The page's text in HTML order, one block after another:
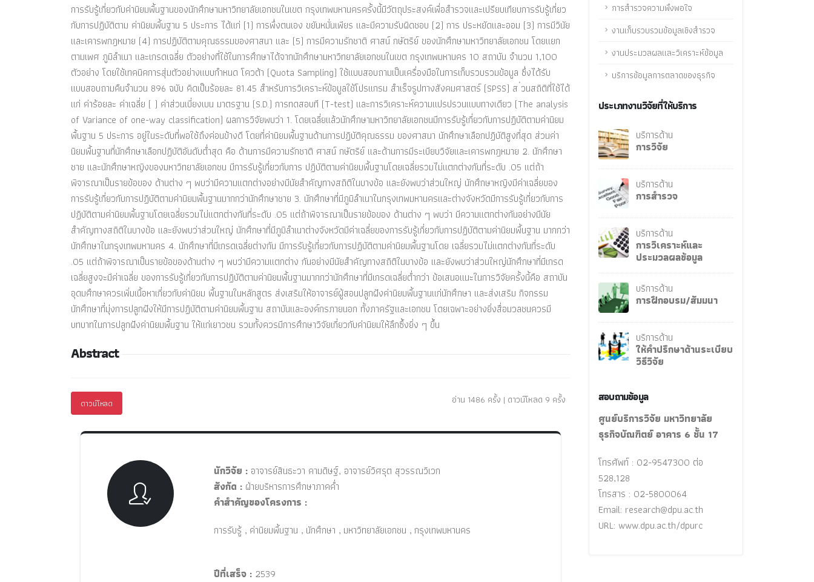
การรับรู้เกี่ยวกับค่านิยมพื้นฐานของนักศึกษามหาวิทยาลัยเอกชนในเขต กรุงเทพมหานครครั้งนี้มีวัตถุประสงค์เพื่อสำรวจและเปรียบเทียบการรับรู้เกี่ยว
กับการปฏิบัติตาม ค่านิยมพื้นฐาน 5 ประการ ได้แก่ (1) การพึ่งตนเอง ขยันหมั่นเพียร และมีความรับผิดชอบ (2) การ ประหยัดและออม (3) การมีวินัย
และเคารพกฎหมาย (4) การปฏิบัติตามคุณธรรมของศาสนา และ (5) การมีความรักชาติ ศาสน์ กษัตริย์ ของนักศึกษามหาวิทยาลัยเอกชน โดยแยก
ตามเพศ ภูมิลำเนา และเกรดเฉลี่ย ตัวอย่างที่ใช้ในการศึกษาได้จากนักศึกษามหาวิทยาลัยเอกชนในเขต กรุงเทพมหานคร 10 สถาบัน จำนวน 1,100
ตัวอย่าง โดยใช้เทคนิคการสุ่มตัวอย่างแบบกำหนด โควต้า (Quota Sampling) ใช้แบบสอบถามเป็นเครื่องมือในการเก็บรวบรวมข้อมูล ซึ่งได้รับ
แบบสอบถามคืนจำนวน 896 ฉบับ คิดเป็นร้อยละ 81.45 สำหรับการวิเคราะห์ข้อมูลใช้โปรแกรม สำเร็จรูปทางสังคมศาสตร์ (SPSS) ส ่วนสถิติที่ใช้ได้
แก่ ค่าร้อยละ ค่าเฉลี่ย ( ) ค่าส่วนเบี่ยงเบน มาตรฐาน (S.D.) การทดสอบที (T-test) และการวิเคราะห์ความแปรปรวนแบบทางเดียว (The analysis
of Variance of one-way classification) ผลการวิจัยพบว่า 1. โดยเฉลี่ยแล้วนักศึกษามหาวิทยาลัยเอกชนมีการรับรู้เกี่ยวกับการปฏิบัติตามค่านิยม
พื้นฐาน 5 ประการ อยู่ในระดับที่พอใช้ถึงค่อนข้างดี โดยที่ค่านิยมพื้นฐานด้านการปฏิบัติคุณธรรม ของศาสนา นักศึกษาเลือกปฏิบัติสูงที่สุด ส่วนค่า
นิยมพื้นฐานที่นักศึกษาเลือกปฏิบัติอันดับต่ำสุด คือ ด้านการมีความรักชาติ ศาสน์ กษัตริย์ และด้านการมีระเบียบวิจัยและเคารพกฎหมาย 2. นักศึกษา
ชาย และนักศึกษาหญิงของมหาวิทยาลัยเอกชน มีการรับรู้เกี่ยวกับการ ปฏิบัติตามค่านิยมพื้นฐานโดยเฉลี่ยรวมไม่แตกต่างกันที่ระดับ .05 แต่ถ้า
พิจารณาเป็นรายข้อของ ด้านต่าง ๆ พบว่ามีความแตกต่างอย่างมีนัยสำคัญทางสถิติในบางข้อ และยังพบว่าส่วนใหญ่ นักศึกษาหญิงมีค่าเฉลี่ยของ
การรับรู้เกี่ยวกับการปฏิบัติตามค่านิยมพื้นฐานมากกว่านักศึกษาชาย 3. นักศึกษาที่มีภูมิลำเนาในกรุงเทพมหานครและต่างจังหวัดมีการรับรู้เกี่ยวกับการ
ปฏิบัติตามค่านิยมพื้นฐานโดยเฉลี่ยรวมไม่แตกต่างกันที่ระดับ .05 แต่ถ้าพิจารณาเป็นรายข้อของ ด้านต่าง ๆ พบว่า มีความแตกต่างกันอย่างมีนัย
สำคัญทางสถิติในบางข้อ และยังพบว่าส่วนใหญ่ นักศึกษาที่มีภูมิลำเนาต่างจังหวัดมีค่าเฉลี่ยของการรับรู้เกี่ยวกับการปฏิบัติตามค่านิยมพื้นฐาน มากกว่า
นักศึกษาในกรุงเทพมหานคร 4. นักศึกษาที่มีเกรดเฉลี่ยต่างกัน มีการรับรู้เกี่ยวกับการปฏิบัติตามค่านิยมพื้นฐานโดย เฉลี่ยรวมไม่แตกต่างกันที่ระดับ
.05 แต่ถ้าพิจารณาเป็นรายข้อของด้านต่าง ๆ พบว่ามีความแตกต่าง กันอย่างมีนัยสำคัญทางสถิติในบางข้อ และยังพบว่าส่วนใหญ่นักศึกษาที่มีเกรด
เฉลี่ยสูงจะมีค่าเฉลี่ย ของการรับรู้เกี่ยวกับการปฏิบัติตามค่านิยมพื้นฐานมากกว่านักศึกษาที่มีเกรดเฉลี่ยต่ำกว่า ข้อเสนอแนะในการวิจัยครั้งนี้คือ สถาบัน
อุดมศึกษาควรเพิ่มเนื้อหาเกี่ยวกับค่านิยม พื้นฐานในหลักสูตร ส่งเสริมให้อาจารย์ผู้สอนปลูกฝังค่านิยมพื้นฐานแก่นักศึกษา และส่งเสริม กิจกรรม
นักศึกษาที่มุ่งการปลูกฝังให้มีการปฏิบัติตามค่านิยมพื้นฐาน สถาบันและองค์กรภายนอก ทั้งภาครัฐและเอกชน โดยเฉพาะอย่างยิ่งสื่อมวลชนควรมี
บทบาทในการปลูกฝังค่านิยมพื้นฐาน ให้แก่เยาวชน รวมทั้งควรมีการศึกษาวิจัยเกี่ยวกับค่านิยมให้ลึกซึ้งยิ่ง ๆ ขึ้น
Abstract
ดาวน์โหลด อ่าน 1486 ครั้ง | ดาวน์โหลด 9 ครั้ง
นักวิจัย : อาจารย์สินธะวา คามดิษฐ์, อาจารย์วิศรุต สุวรรณวิเวก
สังกัด : ฝ่ายบริหารการศึกษาภาคค่ำ
คำสำคัญของโครงการ :
การรับรู้ , ค่านิยมพื้นฐาน , นักศึกษา , มหาวิทยาลัยเอกชน , กรุงเทพมหานคร
ปีที่เสร็จ : 2539
การสำรวจความพึงพอใจ
งานเก็บรวบรวมข้อมูลเชิงสำรวจ
งานประมวลผลและวิเคราะห์ข้อมูล
บริการข้อมูลการตลาดของธุรกิจ
ประเภทงานวิจัยที่ให้บริการ
บริการด้าน
การวิจัย
บริการด้าน
การสำรวจ
บริการด้าน
การวิเคราะห์และ
ประมวลผลข้อมูล
บริการด้าน
การฝึกอบรม/สัมมนา
บริการด้าน
ให้คำปรึกษาด้านระเบียบ
วิธีวิจัย
สอบถามข้อมูล
ศูนย์บริการวิจัย มหาวิทยาลัย
ธุรกิจบัณฑิตย์ อาคาร 6 ชั้น 17
โทรศัพท์ : 02-9547300 ต่อ
528,128
โทรสาร : 02-5800064
Email: research@dpu.ac.th
URL: www.dpu.ac.th/dpurc